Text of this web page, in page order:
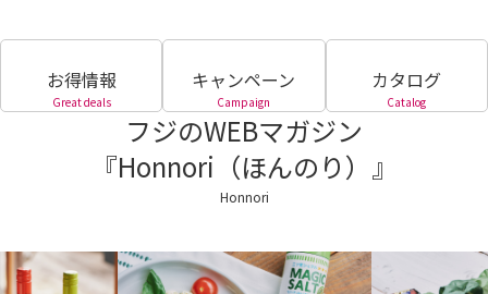
お得情報
Great deals
キャンペーン
Campaign
カタログ
Catalog
フジのWEBマガジン
『Honnori（ほんのり）』
Honnori